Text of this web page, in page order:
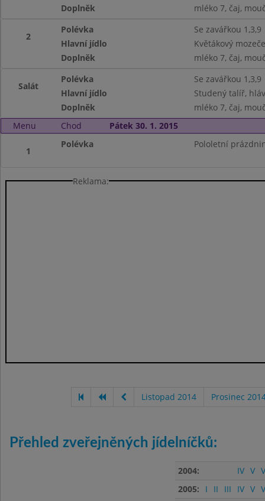
Doplněk
mléko 7, čaj,
2
Polévka
Se zavářkou 1,3,9
Hlavní jídlo
Květákový
Doplněk
mléko 7, čaj,
Salát
Polévka
Se zavářkou 1,3,9
Hlavní jídlo
Studený talíř,
Doplněk
mléko 7, čaj,
Menu
Chod Pátek 30. 1. 2015
1
Polévka Pololetní
Reklama:
Listopad 2014 Prosinec
Přehled zveřejněných jídelníčků:
2004: IV V
2005:
I II III IV V